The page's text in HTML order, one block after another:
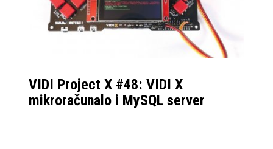
VIDI Project X #48: VIDI X
mikroračunalo i MySQL server